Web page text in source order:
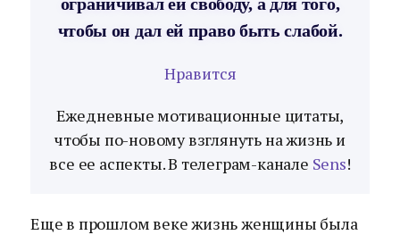
чтобы он дал ей право быть слабой.
Нравится
Ежедневные мотивационные цитаты,
чтобы по-новому взглянуть на жизнь и
все ее аспекты. В телеграм-канале Sens!
Еще в прошлом веке жизнь женщины была